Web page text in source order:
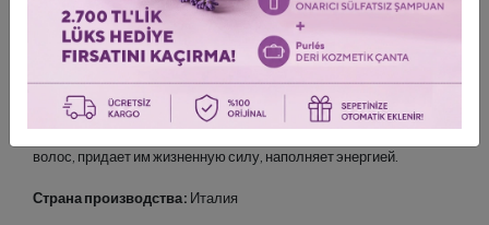
Экстракт листьев оливы:
Благодаря высокому содержанию
витаминов и флавоноидов, обеспечивает питание и надежную
защиту от стрессов, внешних агрессивных факторов и
воздействий
волос, придает им жизненную силу, наполняет энергией.
Страна производства: Италия